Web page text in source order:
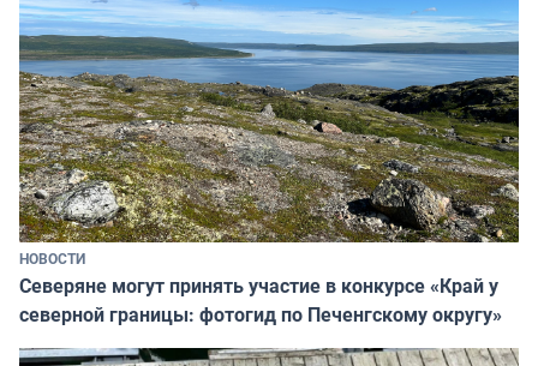
НОВОСТИ
Северяне могут принять участие в конкурсе «Край у
северной границы: фотогид по Печенгскому округу»